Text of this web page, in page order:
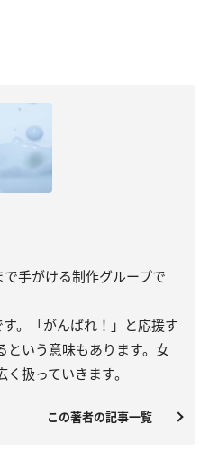
手がける制作グループで
。「がんばれ！」と応援す
という意味もあります。女
扱っていきます。
この著者の記事一覧